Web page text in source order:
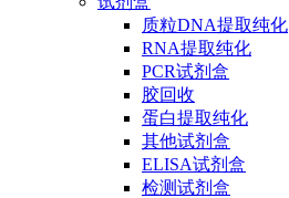
质粒DNA提取纯化
RNA提取纯化
PCR试剂盒
胶回收
蛋白提取纯化
其他试剂盒
ELISA试剂盒
检测试剂盒